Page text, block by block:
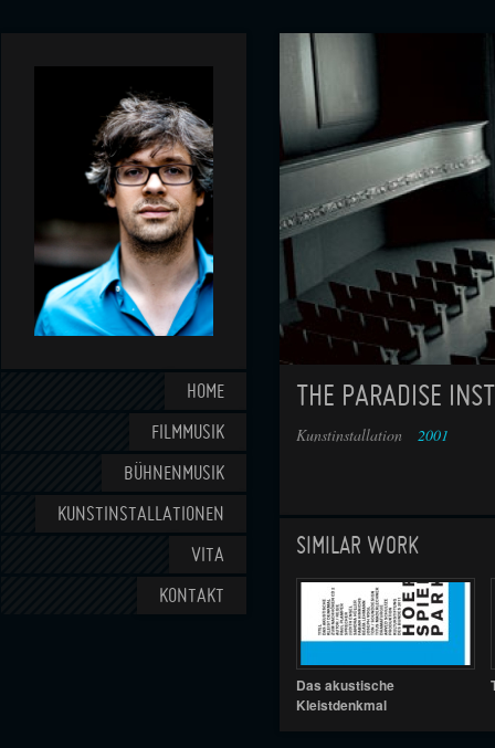
HOME
FILMMUSIK
BÜHNENMUSIK
KUNSTINSTALLATIONEN
VITA
KONTAKT
THE PARADISE
Kunstinstallation 2001
SIMILAR WORK
Das akustische
Kleistdenkmal